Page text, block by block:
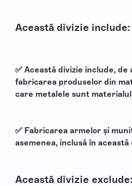
Această divizie include:
✅ Această divizie include, de
fabricarea produselor din
care metalele sunt
✅ Fabricarea armelor și
asemenea, inclusă în această
Această divizie exclude: